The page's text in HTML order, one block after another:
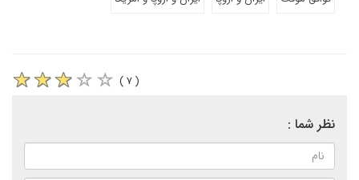
( ۷ )
نظر شما :